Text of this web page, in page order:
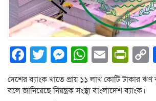
Facebook
Twitter
Messenger
Email
দেশের ব্যাংক খাতে প্রায় ১১ লাখ কোটি টাকার
বলে জানিয়েছে নিয়ন্ত্রক সংস্থা বাংলাদেশ ব্যাংক।